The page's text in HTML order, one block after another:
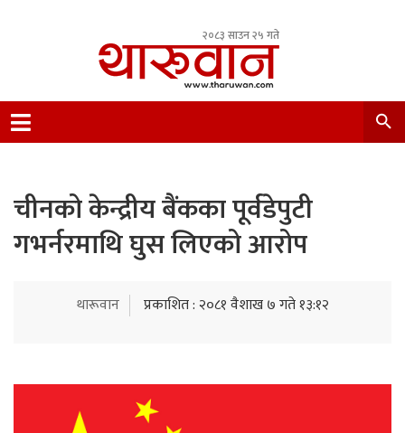
२०८३ साउन २५ गते
Nepal.
चीनको केन्द्रीय बैंकका पूर्वडेपुटी
गभर्नरमाथि घुस लिएको आरोप
थारूवान प्रकाशित : २०८१ वैशाख ७ गते १३:१२